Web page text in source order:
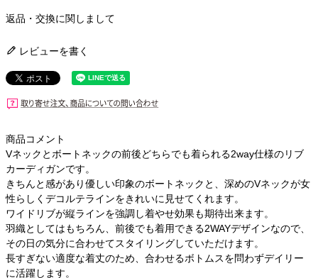
返品・交換に関しまして
レビューを書く
商品コメント
Vネックとボートネックの前後どちらでも着られる2way仕様のリブ
カーディガンです。
きちんと感があり優しい印象のボートネックと、深めのVネックが女
性らしくデコルテラインをきれいに見せてくれます。
ワイドリブが縦ラインを強調し着やせ効果も期待出来ます。
羽織としてはもちろん、前後でも着用できる2WAYデザインなので、
その日の気分に合わせてスタイリングしていただけます。
長すぎない適度な着丈のため、合わせるボトムスを問わずデイリー
に活躍します。